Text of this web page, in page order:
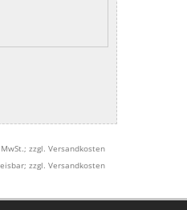
zzgl. Versandkosten
zzgl. Versandkosten